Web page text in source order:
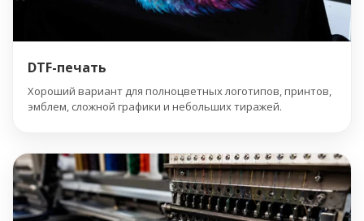
DTF-печать
Хороший вариант для полноцветных логотипов, принтов,
эмблем, сложной графики и небольших тиражей.